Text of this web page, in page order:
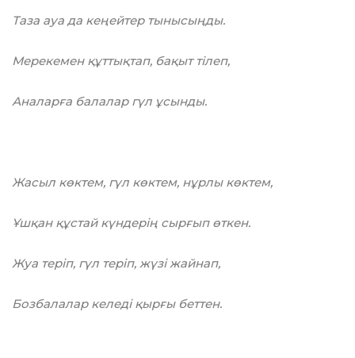
Таза ауа да кеңейтер тынысыңды.
Мерекемен құттықтап, бақыт тілеп,
Аналарға балалар гүл ұсынды.
Жасыл көктем, гүл көктем, нұрлы көктем,
Ұшқан құстай күндерің сырғып өткен.
Жуа теріп, гүл тepiп, жүзі жайнап,
Бозбалалар келеді қырғы беттен.